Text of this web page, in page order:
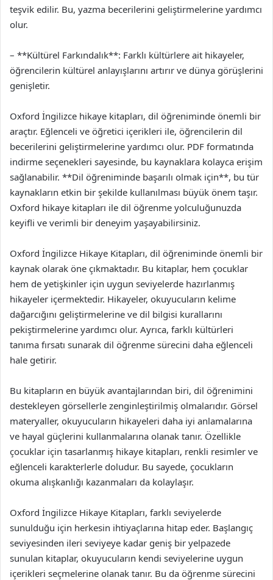
teşvik edilir. Bu, yazma becerilerini geliştirmelerine yardımcı
olur.
– **Kültürel Farkındalık**: Farklı kültürlere ait hikayeler,
öğrencilerin kültürel anlayışlarını artırır ve dünya görüşlerini
genişletir.
Oxford İngilizce hikaye kitapları, dil öğreniminde önemli bir
araçtır. Eğlenceli ve öğretici içerikleri ile, öğrencilerin dil
becerilerini geliştirmelerine yardımcı olur. PDF formatında
indirme seçenekleri sayesinde, bu kaynaklara kolayca erişim
sağlanabilir. **Dil öğreniminde başarılı olmak için**, bu tür
kaynakların etkin bir şekilde kullanılması büyük önem taşır.
Oxford hikaye kitapları ile dil öğrenme yolculuğunuzda
keyifli ve verimli bir deneyim yaşayabilirsiniz.
Oxford İngilizce Hikaye Kitapları, dil öğreniminde önemli bir
kaynak olarak öne çıkmaktadır. Bu kitaplar, hem çocuklar
hem de yetişkinler için uygun seviyelerde hazırlanmış
hikayeler içermektedir. Hikayeler, okuyucuların kelime
dağarcığını geliştirmelerine ve dil bilgisi kurallarını
pekiştirmelerine yardımcı olur. Ayrıca, farklı kültürleri
tanıma fırsatı sunarak dil öğrenme sürecini daha eğlenceli
hale getirir.
Bu kitapların en büyük avantajlarından biri, dil öğrenimini
destekleyen görsellerle zenginleştirilmiş olmalarıdır. Görsel
materyaller, okuyucuların hikayeleri daha iyi anlamalarına
ve hayal güçlerini kullanmalarına olanak tanır. Özellikle
çocuklar için tasarlanmış hikaye kitapları, renkli resimler ve
eğlenceli karakterlerle doludur. Bu sayede, çocukların
okuma alışkanlığı kazanmaları da kolaylaşır.
Oxford İngilizce Hikaye Kitapları, farklı seviyelerde
sunulduğu için herkesin ihtiyaçlarına hitap eder. Başlangıç
seviyesinden ileri seviyeye kadar geniş bir yelpazede
sunulan kitaplar, okuyucuların kendi seviyelerine uygun
içerikleri seçmelerine olanak tanır. Bu da öğrenme sürecini